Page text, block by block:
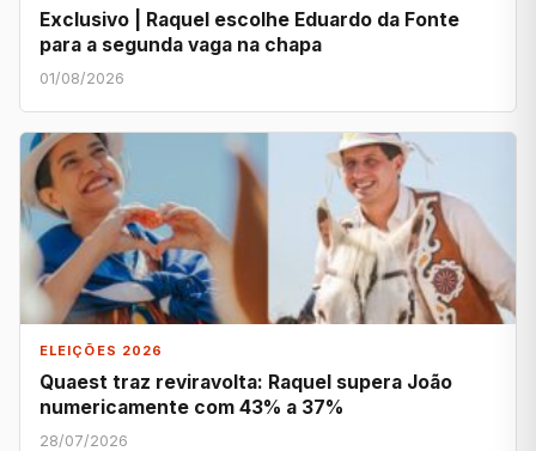
Exclusivo | Raquel escolhe Eduardo da Fonte
para a segunda vaga na chapa
01/08/2026
ELEIÇÕES 2026
Quaest traz reviravolta: Raquel supera João
numericamente com 43% a 37%
28/07/2026